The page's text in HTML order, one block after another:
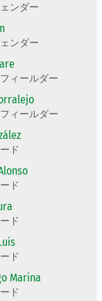
ンダー
ンダー
ィールダー
ィールダー
ド
ド
ド
ド
Marina
ド